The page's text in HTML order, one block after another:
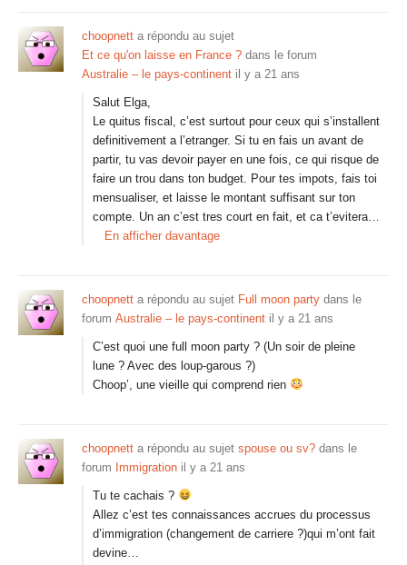
choopnett a répondu au sujet
Et ce qu'on laisse en France ? dans le forum
Australie – le pays-continent il y a 21 ans
Salut Elga,
Le quitus fiscal, c’est surtout pour ceux qui s’installent
definitivement a l’etranger. Si tu en fais un avant de
partir, tu vas devoir payer en une fois, ce qui risque de
faire un trou dans ton budget. Pour tes impots, fais toi
mensualiser, et laisse le montant suffisant sur ton
compte. Un an c’est tres court en fait, et ca t’evitera…
En afficher davantage
choopnett a répondu au sujet Full moon party dans le
forum Australie – le pays-continent il y a 21 ans
C’est quoi une full moon party ? (Un soir de pleine
lune ? Avec des loup-garous ?)
Choop’, une vieille qui comprend rien
choopnett a répondu au sujet spouse ou sv? dans le
forum Immigration il y a 21 ans
Tu te cachais ?
Allez c’est tes connaissances accrues du processus
d’immigration (changement de carriere ?)qui m’ont fait
devine…